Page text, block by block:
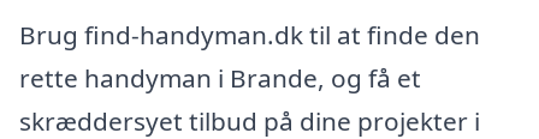
Brug find-handyman.dk til at finde den
rette handyman i Brande, og få et
skræddersyet tilbud på dine projekter i